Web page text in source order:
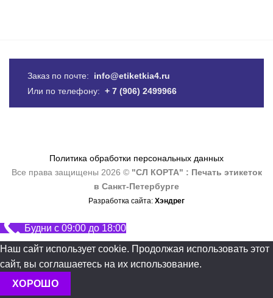
Заказ по почте: info@etiketkia4.ru
Или по телефону: + 7 (906) 2499966
Политика обработки персональных данных
Все права защищены 2026 © "СЛ КОРТА" : Печать этикеток
в Санкт-Петербурге
Разработка сайта: Хэндрег
Будни с 09:00 до 18:00
Наш сайт использует cookie. Продолжая использовать этот
сайт, вы соглашаетесь на их использование.
ХОРОШО